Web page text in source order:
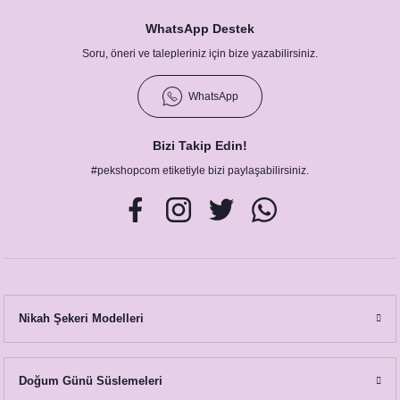
12,50 TL
WhatsApp Destek
Soru, öneri ve talepleriniz için bize yazabilirsiniz.
WhatsApp
Bizi Takip Edin!
#pekshopcom etiketiyle bizi paylaşabilirsiniz.
Nikah Şekeri Modelleri
Doğum Günü Süslemeleri